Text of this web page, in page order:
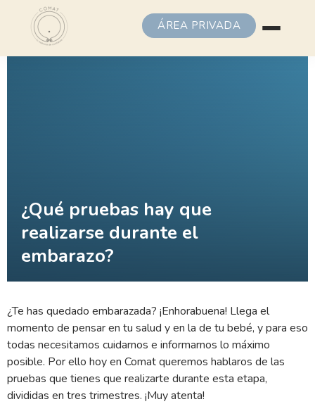
ÁREA PRIVADA
¿Qué pruebas hay que
realizarse durante el
embarazo?
¿Te has quedado embarazada? ¡Enhorabuena! Llega el
momento de pensar en tu salud y en la de tu bebé, y para eso
todas necesitamos cuidarnos e informarnos lo máximo
posible. Por ello hoy en Comat queremos hablaros de las
pruebas que tienes que realizarte durante esta etapa,
divididas en tres trimestres. ¡Muy atenta!